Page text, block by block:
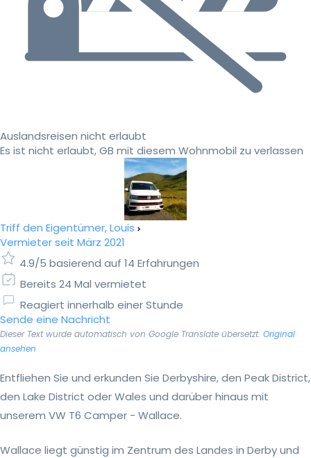
Auslandsreisen nicht erlaubt
Es ist nicht erlaubt, GB mit diesem Wohnmobil zu verlassen
Triff den Eigentümer, Louis
Vermieter seit März 2021
4.9/5 basierend auf 14 Erfahrungen
Bereits 24 Mal vermietet
Reagiert innerhalb einer Stunde
Sende eine Nachricht
Dieser Text wurde automatisch von Google Translate übersetzt. Original
ansehen
Entfliehen Sie und erkunden Sie Derbyshire, den Peak District,
den Lake District oder Wales und darüber hinaus mit
unserem VW T6 Camper - Wallace.
Wallace liegt günstig im Zentrum des Landes in Derby und